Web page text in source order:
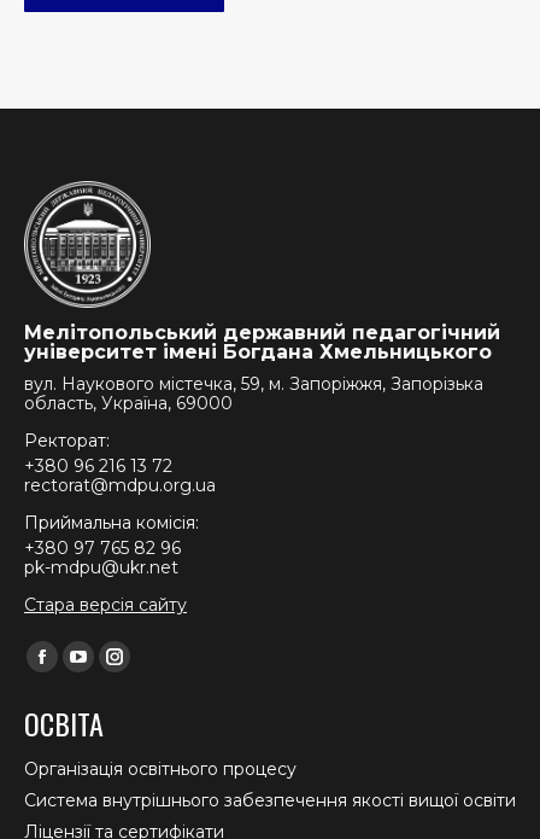
Мелітопольський державний педагогічний
університет імені Богдана Хмельницького
вул. Наукового містечка, 59, м. Запоріжжя, Запорізька
область, Україна, 69000
Ректорат:
+380 96 216 13 72
rectorat@mdpu.org.ua
Приймальна комісія:
+380 97 765 82 96
pk-mdpu@ukr.net
Стара версія сайту
Find us on:
Facebook
opens
in
new
window
YouTube
opens
in
new
window
Instagram
in
new
window
ОСВІТА
Організація освітнього процесу
Система внутрішнього забезпечення якості вищої освіти
Ліцензії та сертифікати